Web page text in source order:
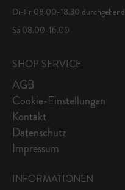
Di-Fr 08.00-18.30 durchgehend
Sa 08.00-16.00
SHOP SERVICE
AGB
Cookie-Einstellungen
Kontakt
Datenschutz
Impressum
INFORMATIONEN